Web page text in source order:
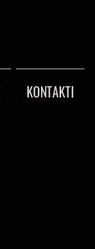
KONTAKTI